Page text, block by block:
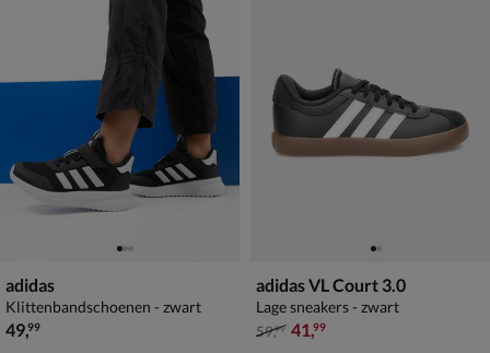
adidas
Klittenbandschoenen - zwart
€ 49,99
49,99
adidas VL Court 3.0
Lage sneakers - zwart
van € 59,99 voor € 41,99
59,99 41,99